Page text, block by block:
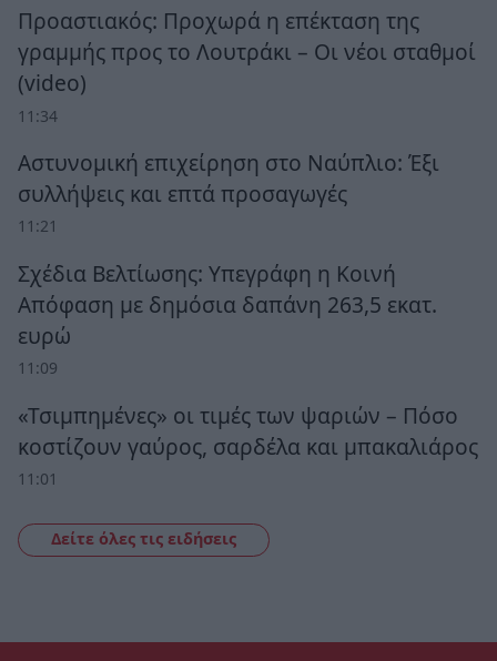
Προαστιακός: Προχωρά η επέκταση της
γραμμής προς το Λουτράκι – Οι νέοι σταθμοί
(video)
11:34
Αστυνομική επιχείρηση στο Ναύπλιο: Έξι
συλλήψεις και επτά προσαγωγές
11:21
Σχέδια Βελτίωσης: Υπεγράφη η Κοινή
Απόφαση με δημόσια δαπάνη 263,5 εκατ.
ευρώ
11:09
«Τσιμπημένες» οι τιμές των ψαριών – Πόσο
κοστίζουν γαύρος, σαρδέλα και μπακαλιάρος
11:01
Δείτε όλες τις ειδήσεις